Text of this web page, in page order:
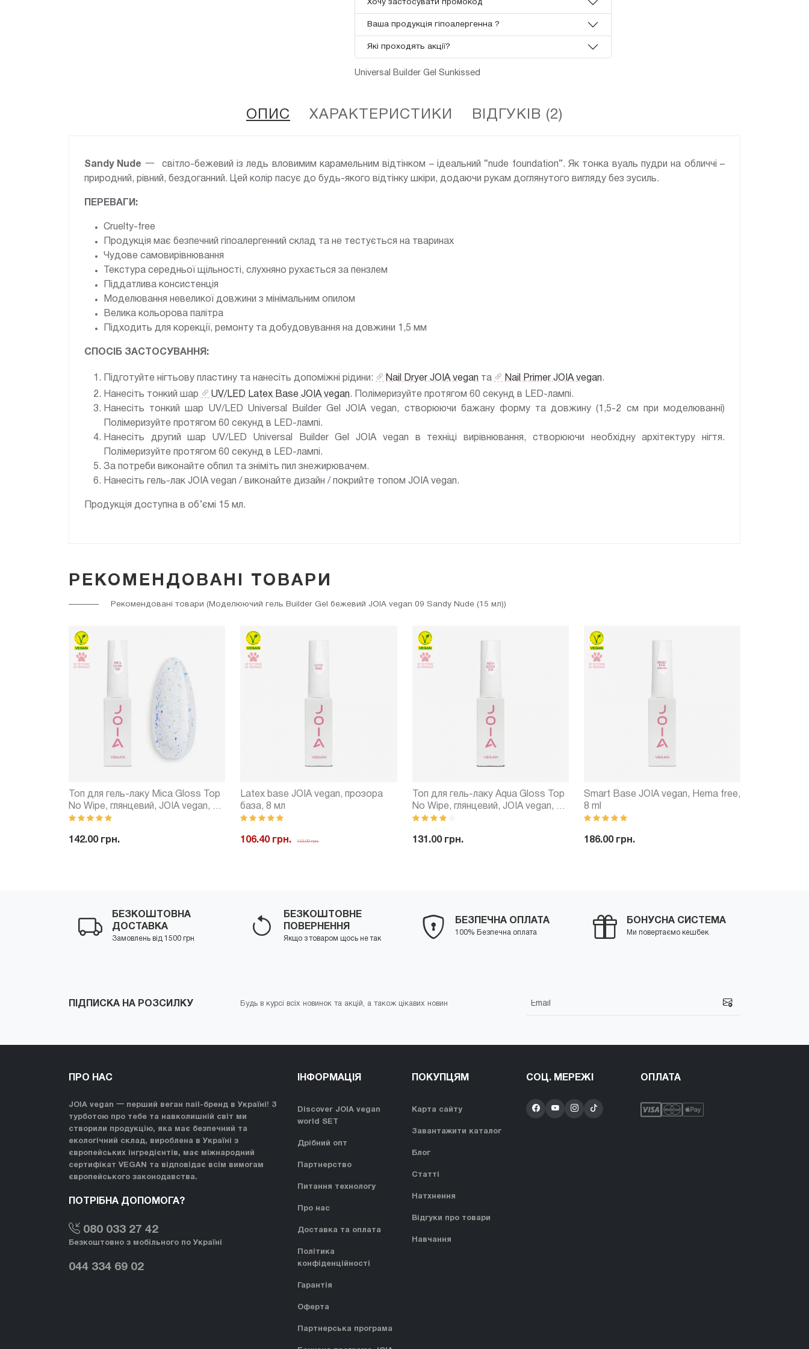
Хочу застосувати промокод
Ваша продукція гіпоалергенна ?
Які проходять акції?
Universal Builder Gel Sunkissed
ОПИС ХАРАКТЕРИСТИКИ ВІДГУКІВ (2)
Sandy Nude 一 світло-бежевий із ледь вловимим карамельним відтінком – ідеальний “nude foundation”. Як тонка вуаль пудри на обличчі –
природний, рівний, бездоганний. Цей колір пасує до будь-якого відтінку шкіри, додаючи рукам доглянутого вигляду без зусиль.
ПЕРЕВАГИ:
Cruelty-free
Продукція має безпечний гіпоалергенний склад та не тестується на тваринах
Чудове самовирівнювання
Текстура середньої щільності, слухняно рухається за пензлем
Піддатлива консистенція
Моделювання невеликої довжини з мінімальним опилом
Велика кольорова палітра
Підходить для корекції, ремонту та добудовування на довжини 1,5 мм
СПОСІБ ЗАСТОСУВАННЯ:
Підготуйте нігтьову пластину та нанесіть допоміжні рідини: Nail Dryer JOIA vegan та Nail Primer JOIA vegan.
Нанесіть тонкий шар
UV/LED Latex Base JOIA vegan. Полімеризуйте протягом 60 секунд в LED-лампі.
Нанесіть тонкий шар UV/LED Universal Builder Gel JOIA vegan, створюючи бажану форму та довжину (1,5-2 см при моделюванні)
Полімеризуйте протягом 60 секунд в LED-лампі.
Нанесіть другий шар UV/LED Universal Builder Gel JOIA vegan в техніці вирівнювання, створюючи необхідну архітектуру нігтя.
Полімеризуйте протягом 60 секунд в LED-лампі.
За потреби виконайте обпил та зніміть пил знежирювачем.
Нанесіть гель-лак JOIA vegan / виконайте дизайн / покрийте топом JOIA vegan.
Продукція доступна в об’ємі 15 мл.
РЕКОМЕНДОВАНІ ТОВАРИ
Рекомендовані товари (Моделюючий гель Builder Gel бежевий JOIA vegan 09 Sandy Nude (15 мл))
Топ для гель-лаку Mica Gloss Top
No Wipe, глянцевий, JOIA vegan, 8
мл
142.00 грн.
Latex base JOIA vegan, прозора
база, 8 мл
106.40 грн. 133.00 грн.
Топ для гель-лаку Aqua Gloss Top
No Wipe, глянцевий, JOIA vegan, 8
мл
131.00 грн.
Smart Base JOIA vegan, Hema free,
8 ml
186.00 грн.
БЕЗКОШТОВНА
ДОСТАВКА
Замовлень від 1500 грн
БЕЗКОШТОВНЕ
ПОВЕРНЕННЯ
Якщо з товаром щось не так
БЕЗПЕЧНА ОПЛАТА
100% Безпечна оплата
БОНУСНА СИСТЕМА
Ми повертаємо кешбек
ПІДПИСКА НА РОЗСИЛКУ Будь в курсі всіх новинок та акцій, а також цікавих новин
ПРО НАС
JOIA vegan 一 перший веган nail-бренд в Україні! З
турботою про тебе та навколишній світ ми
створили продукцію, яка має безпечний та
екологічний склад, вироблена в Україні з
європейських інгредієнтів, має міжнародний
сертифікат VEGAN та відповідає всім вимогам
європейського законодавства.
ПОТРІБНА ДОПОМОГА?
080 033 27 42
Безкоштовно з мобільного по Україні
044 334 69 02
ІНФОРМАЦІЯ
Discover JOIA vegan
world SET
Дрібний опт
Партнерство
Питання технологу
Про нас
Доставка та оплата
Політика
конфіденційності
Гарантія
Оферта
Партнерська програма
ПОКУПЦЯМ
Карта сайту
Завантажити каталог
Блог
Статті
Натхнення
Відгуки про товари
Навчання
СОЦ. МЕРЕЖІ ОПЛАТА